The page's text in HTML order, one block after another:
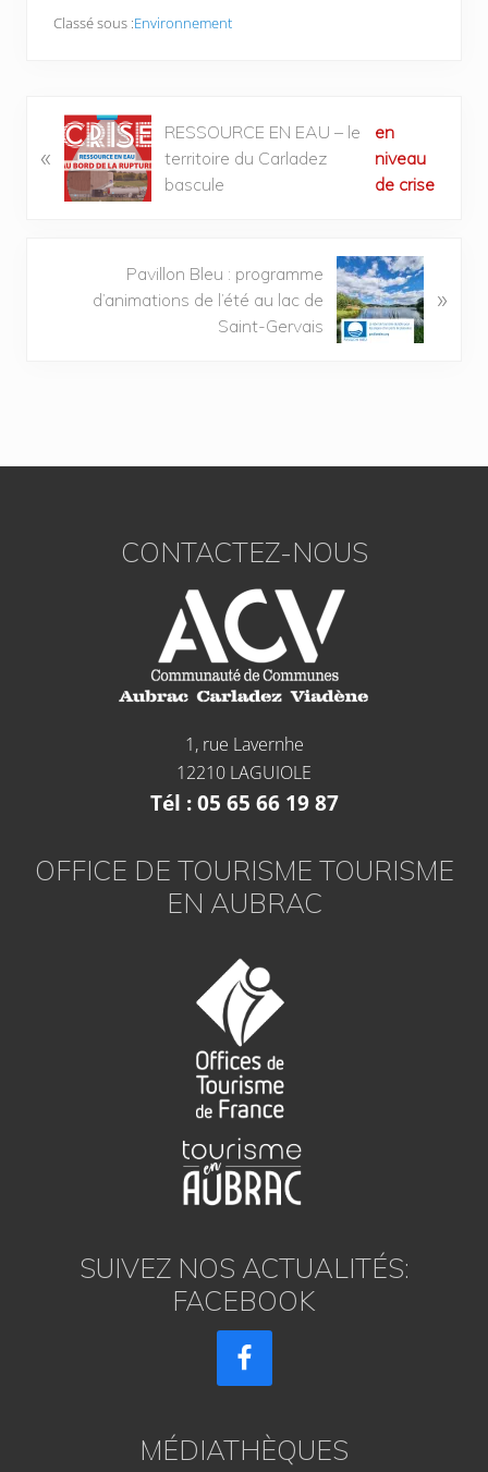
Classé sous :Environnement
«
RESSOURCE EN EAU – le
territoire du Carladez
bascule
en
niveau
de crise
Pavillon Bleu : programme
d’animations de l’été au lac de
Saint-Gervais
»
CONTACTEZ-NOUS
1, rue Lavernhe
12210 LAGUIOLE
Tél : 05 65 66 19 87
OFFICE DE TOURISME TOURISME
EN AUBRAC
SUIVEZ NOS ACTUALITÉS:
FACEBOOK
MÉDIATHÈQUES